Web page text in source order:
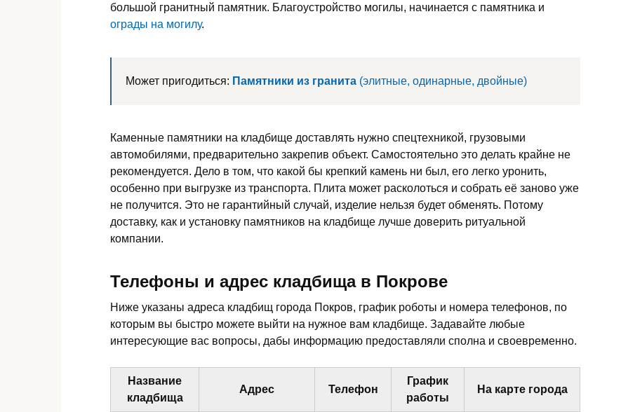
большой гранитный памятник. Благоустройство могилы, начинается с памятника и
ограды на могилу.
Может пригодиться: Памятники из гранита (элитные, одинарные, двойные)
Каменные памятники на кладбище доставлять нужно спецтехникой, грузовыми
автомобилями, предварительно закрепив объект. Самостоятельно это делать крайне не
рекомендуется. Дело в том, что какой бы крепкий камень ни был, его легко уронить,
особенно при выгрузке из транспорта. Плита может расколоться и собрать её заново уже
не получится. Это не гарантийный случай, изделие нельзя будет обменять. Потому
доставку, как и установку памятников на кладбище лучше доверить ритуальной
компании.
Телефоны и адрес кладбища в Покрове
Ниже указаны адреса кладбищ города Покров, график роботы и номера телефонов, по
которым вы быстро можете выйти на нужное вам кладбище. Задавайте любые
интересующие вас вопросы, дабы информацию предоставляли сполна и своевременно.
Название
кладбища
Адрес Телефон
График
работы
На карте города